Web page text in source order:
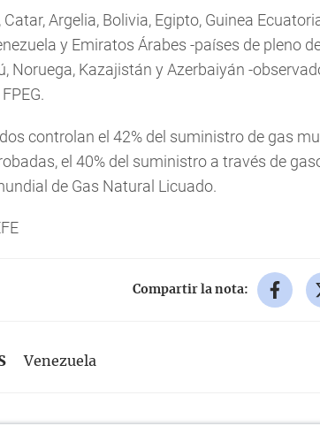
Catar, Argelia, Bolivia, Egipto, Guinea
y Emiratos Árabes -países de pleno
Noruega, Kazajistán y Azerbaiyán -
controlan el 42% del suministro de gas
el 40% del suministro a través de
de Gas Natural Licuado.
Compartir la nota:
Venezuela